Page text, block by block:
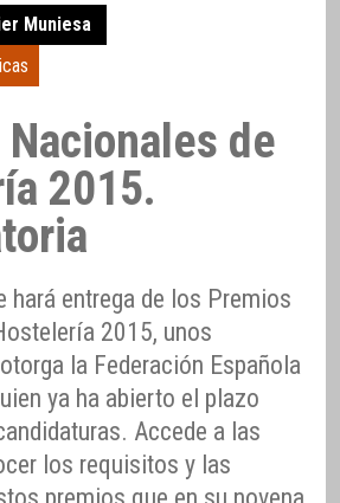
Muniesa
de
2015.
hará entrega de los Premios
2015, unos
la Federación Española
ya ha abierto el plazo
Accede a las
los requisitos y las